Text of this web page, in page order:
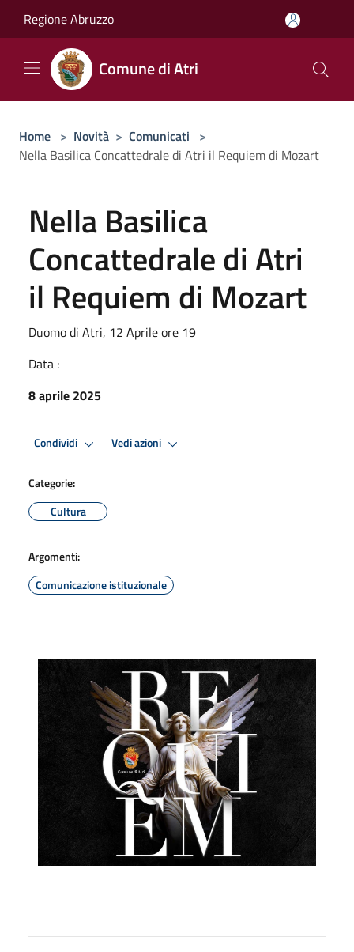
Regione Abruzzo
Comune di Atri
Home > Novità > Comunicati >
Nella Basilica Concattedrale di Atri il Requiem di Mozart
Nella Basilica
Concattedrale di Atri
il Requiem di Mozart
Duomo di Atri, 12 Aprile ore 19
Data :
8 aprile 2025
Condividi Vedi azioni
Categorie:
Cultura
Argomenti:
Comunicazione istituzionale